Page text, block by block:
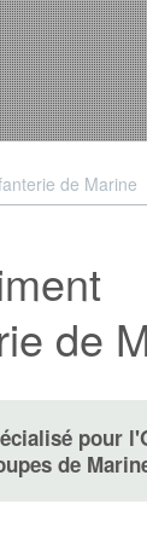
de Marine
de
pour
de